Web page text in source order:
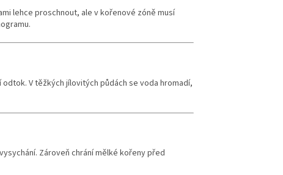
lehce proschnout, ale v kořenové zóně musí
V těžkých jílovitých půdách se voda hromadí,
Zároveň chrání mělké kořeny před